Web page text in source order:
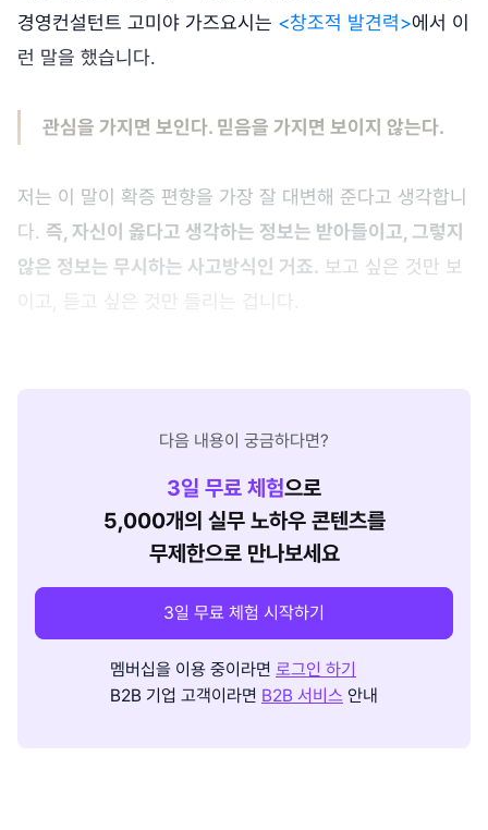
경영컨설턴트 고미야 가즈요시는 <창조적 발견력>에서 이
런 말을 했습니다.
관심을 가지면 보인다. 믿음을 가지면 보이지 않는다.
저는 이 말이 확증 편향을 가장 잘 대변해 준다고 생각합니
다. 즉, 자신이 옳다고 생각하는 정보는 받아들이고, 그렇지
않은 정보는 무시하는 사고방식인 거죠. 보고 싶은 것만 보
이고, 듣고 싶은 것만 들리는 겁니다.
다음 내용이 궁금하다면?
3일 무료 체험으로
5,000개의 실무 노하우 콘텐츠를
무제한으로 만나보세요
3일 무료 체험 시작하기
멤버십을 이용 중이라면 로그인 하기
B2B 기업 고객이라면 B2B 서비스 안내